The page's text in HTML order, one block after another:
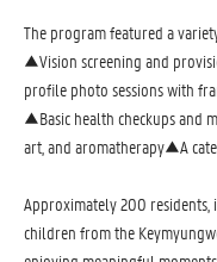
The program featured a
▲Vision screening and
profile photo sessions with
▲Basic health checkups and
art, and aromatherapy▲A
Approximately 200 residents,
children from the